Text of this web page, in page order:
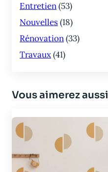
Entretien(53)
Nouvelles(18)
Rénovation(33)
Travaux(41)
Vous aimerez aussi